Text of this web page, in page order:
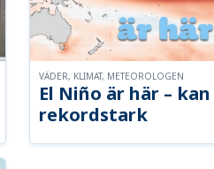
El Niño är här –
rekordstark
VÄDER, KLIMAT, METEOROLOGEN